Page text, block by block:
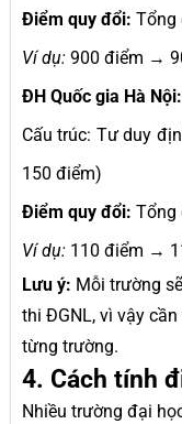
Điểm quy đổi: Tổng
Ví dụ: 900 điểm →
ĐH Quốc gia Hà Nội:
Cấu trúc: Tư duy
150 điểm)
Điểm quy đổi: Tổng
Ví dụ: 110 điểm →
Lưu ý: Mỗi trường
thi ĐGNL, vì vậy
từng trường.
4. Cách tính
Nhiều trường đại